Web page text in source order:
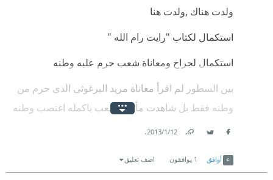
ولدت هناك ,ولدت هنا
استكمال لكتاب "رايت رام الله "
استكمال لجراح ومعاناة شعب حرم عليه وطنه
بين السطور لم اقرأ معاناة مريد البرغوثى الذى حرم من
وطنه فقط بل شاهدت مأساة شعب باكمله اغتصب وطنه
وطرد منه
انتهت صفحات الكتاب ولكت ولدت بداخلى الكثير من
الحزن والتساؤلات والغضب
12‏/1‏/2013
.
أوافق 1 يوافقون اضف تعليق